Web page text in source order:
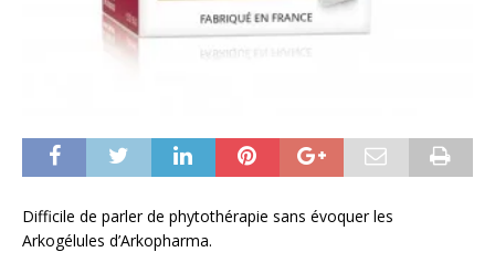
Difficile de parler de phytothérapie sans évoquer les
Arkogélules d’Arkopharma.